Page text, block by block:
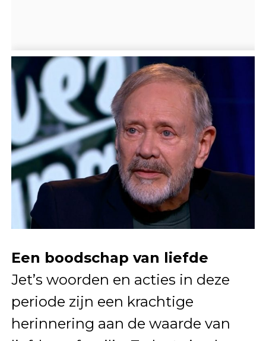
Een boodschap van liefde
Jet’s woorden en acties in deze
periode zijn een krachtige
herinnering aan de waarde van